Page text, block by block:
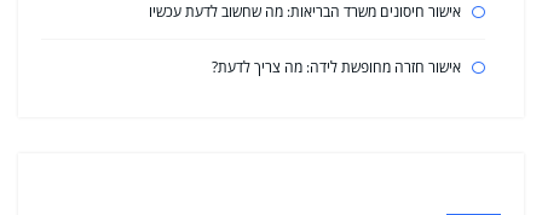
אישור חיסונים משרד הבריאות: מה שחשוב לדעת עכשיו
אישור חזרה מחופשת לידה: מה צריך לדעת?